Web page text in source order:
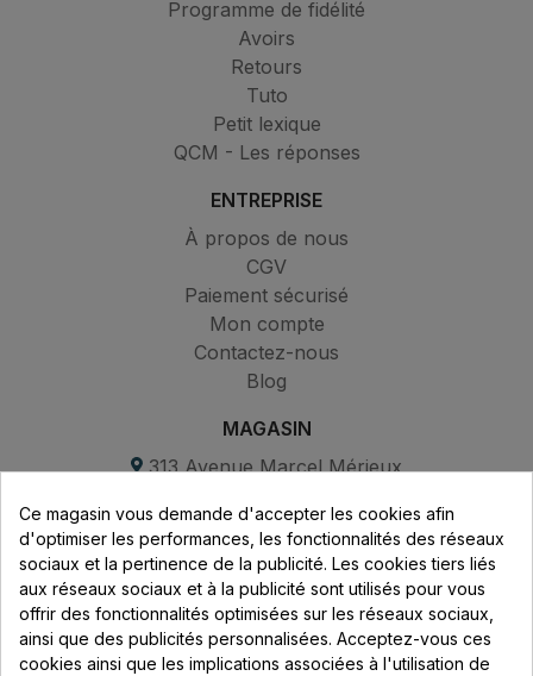
Programme de fidélité
Avoirs
Retours
Tuto
Petit lexique
QCM - Les réponses
ENTREPRISE
À propos de nous
CGV
Paiement sécurisé
Mon compte
Contactez-nous
Blog
MAGASIN
313 Avenue Marcel Mérieux
69530 Brignais
Lundi au vendredi :
8h - 16h
uniquement sur Rendez-vous
Ce magasin vous demande d'accepter les cookies afin
d'optimiser les performances, les fonctionnalités des réseaux
sociaux et la pertinence de la publicité. Les cookies tiers liés
aux réseaux sociaux et à la publicité sont utilisés pour vous
offrir des fonctionnalités optimisées sur les réseaux sociaux,
ainsi que des publicités personnalisées. Acceptez-vous ces
cookies ainsi que les implications associées à l'utilisation de